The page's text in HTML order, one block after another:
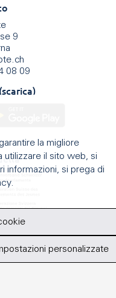
9
08 09
la migliore
utilizzare il sito web, si
informazioni, si prega di
personalizzate